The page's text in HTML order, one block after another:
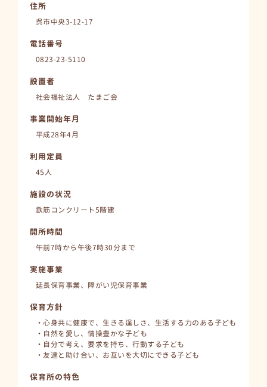
住所
呉市中央3-12-17
電話番号
0823-23-5110
設置者
社会福祉法人 たまご会
事業開始年月
平成28年4月
利用定員
45人
施設の状況
鉄筋コンクリート5階建
開所時間
午前7時から午後7時30分まで
実施事業
延長保育事業、障がい児保育事業
保育方針
・心身共に健康で、生きる逞しさ、生活する力のある子ども
・自然を愛し、情操豊かな子ども
・自分で考え、要求を持ち、行動する子ども
・友達と助け合い、お互いを大切にできる子ども
保育所の特色